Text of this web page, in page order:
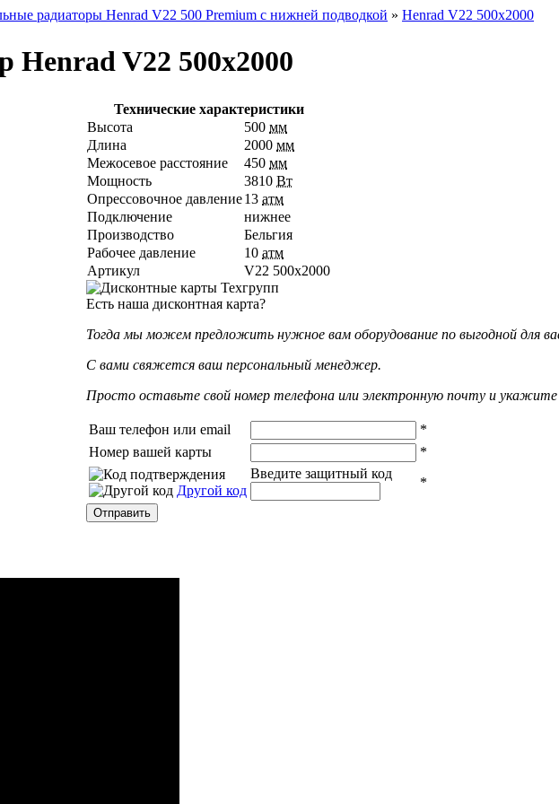
радиаторы Henrad V22 500 Premium с нижней подводкой » Henrad V22 500х2000
Henrad V22 500х2000
Технические характеристики
Высота
500 мм
Длина
2000 мм
Межосевое расстояние
450 мм
Мощность
3810 Вт
Опрессовочное давление13 атм
Подключение
нижнее
Производство
Бельгия
Рабочее давление
10 атм
Артикул
V22 500х2000
Есть наша дисконтная карта?
Тогда мы можем предложить нужное вам оборудование по выгодной для
С вами свяжется ваш персональный менеджер.
Просто оставьте свой номер телефона или электронную почту и
Ваш телефон или email
*
Номер вашей карты
*
Другой код
Введите защитный код
*